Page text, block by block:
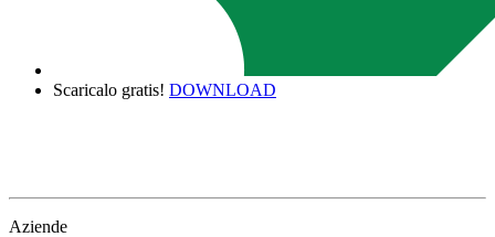
Scaricalo gratis! DOWNLOAD
Aziende